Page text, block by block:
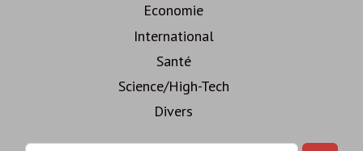
Economie
International
Santé
Science/High-Tech
Divers